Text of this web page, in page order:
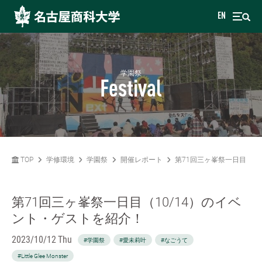
EN
学園祭
Festival
TOP 学修環境 学園祭 開催レポート 第71回三ヶ峯祭一日目（
第71回三ヶ峯祭一日目（10/14）のイベ
ント・ゲストを紹介！
2023/10/12 Thu #学園祭 #愛未莉叶 #なごうて
#Little Glee Monster